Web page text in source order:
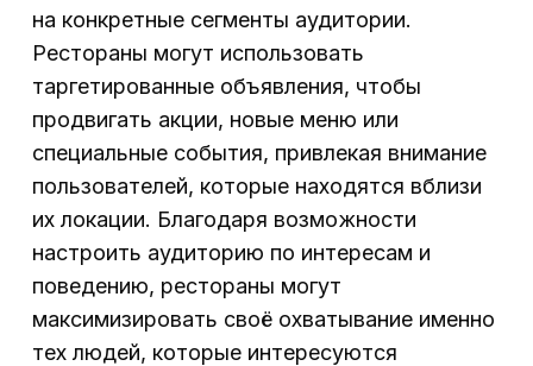
на конкретные сегменты аудитории.
Рестораны могут использовать
таргетированные объявления, чтобы
продвигать акции, новые меню или
специальные события, привлекая внимание
пользователей, которые находятся вблизи
их локации. Благодаря возможности
настроить аудиторию по интересам и
поведению, рестораны могут
максимизировать своё охватывание именно
тех людей, которые интересуются